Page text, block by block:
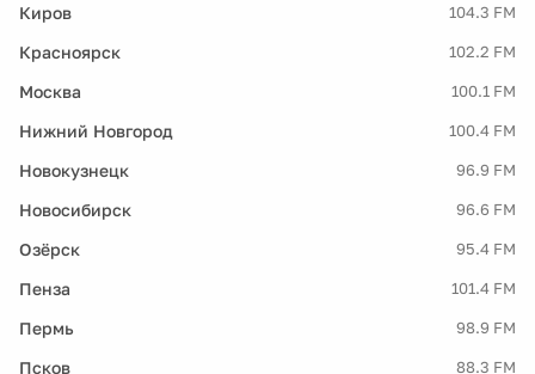
Киров 104.3 FM
Красноярск 102.2 FM
Москва 100.1 FM
Нижний Новгород 100.4 FM
Новокузнецк 96.9 FM
Новосибирск 96.6 FM
Озёрск 95.4 FM
Пенза 101.4 FM
Пермь 98.9 FM
Псков 88.3 FM